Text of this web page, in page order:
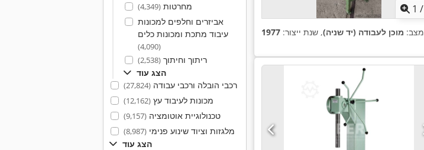
מחרטות(4,349)
אביזרים וחלפים למכונות
עיבוד מתכת ומכונות כלים
(4,090)
ריתוך וחיתוך(2,538)
הצג עוד
רכבי הובלה ורכבי עבודה(27,824)
מכונות לעיבוד עץ(12,162)
טכנולוגיית אוטומציה(9,157)
מלגזות וציוד שינוע פנימי(8,987)
הצג עוד
1 /
מצב: מוכן לעבודה (יד שניה), שנת ייצור: 1977